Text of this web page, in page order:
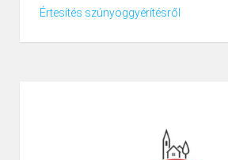
Értesítés szúnyoggyérítésről